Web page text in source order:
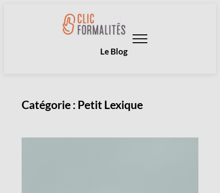
Le Blog
Catégorie : Petit Lexique